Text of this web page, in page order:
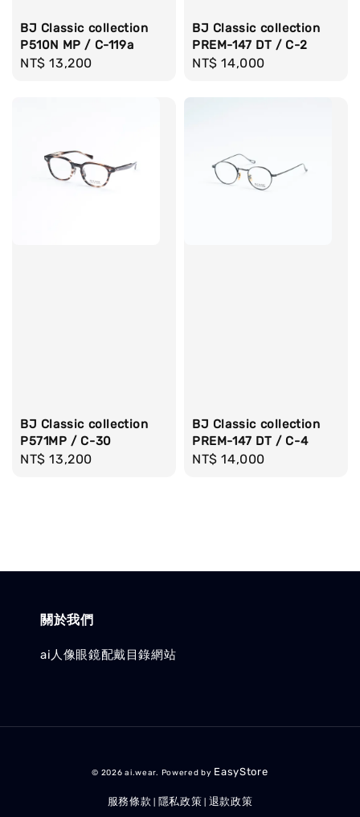
BJ Classic collection
P510N MP / C-119a
Regular
NT$ 13,200
BJ Classic collection
PREM-147 DT / C-2
Regular
NT$ 14,000
BJ Classic collection
P571MP / C-30
Regular
NT$ 13,200
BJ Classic collection
PREM-147 DT / C-4
Regular
NT$ 14,000
關於我們
ai人像眼鏡配戴目錄網站
© 2026 ai.wear. Powered by EasyStore
服務條款 隱私政策 退款政策